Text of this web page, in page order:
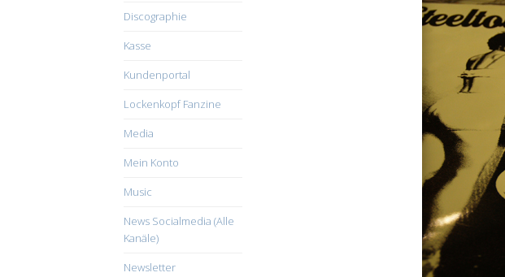
Discographie
Kasse
Kundenportal
Lockenkopf Fanzine
Media
Mein Konto
Music
News Socialmedia (Alle
Kanäle)
Newsletter